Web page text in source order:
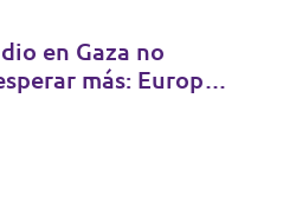
en Gaza no
más: Europa